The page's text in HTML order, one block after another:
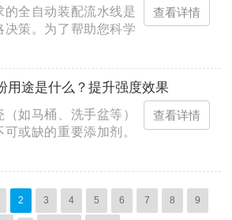
的全自动装配流水线是
决策。为了帮助您科学
资误区，建议遵循以
查看详情
用途是什么？提升强度效果
如马桶、洗手盆等）
或缺的重要添加剂。
瓷的物理性能，还能
查看详情
2 3 4 5 6 7 8 9